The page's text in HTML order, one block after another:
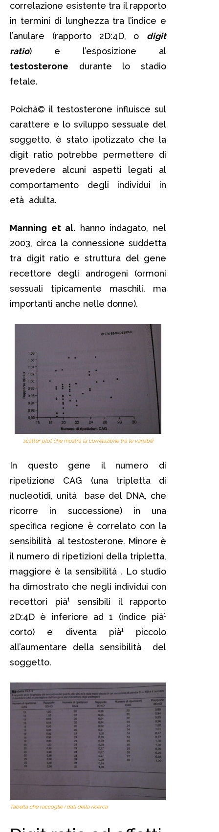
correlazione esistente tra il rapporto
in termini di lunghezza tra l’indice e
l’anulare (rapporto 2D:4D, o digit
ratio) e l’esposizione al
testosterone durante lo stadio
fetale.
Poichà© il testosterone influisce sul
carattere e lo sviluppo sessuale del
soggetto, è stato ipotizzato che la
digit ratio potrebbe permettere di
prevedere alcuni aspetti legati al
comportamento degli individui in
età adulta.
Manning et al. hanno indagato, nel
2003, circa la connessione suddetta
tra digit ratio e struttura del gene
recettore degli androgeni (ormoni
sessuali tipicamente maschili, ma
importanti anche nelle donne).
scatter plot che mostra la correlazione tra le variabili
In questo gene il numero di
ripetizione CAG (una tripletta di
nucleotidi, unità base del DNA, che
ricorre in successione) in una
specifica regione è correlato con la
sensibilità al testosterone. Minore è
il numero di ripetizioni della tripletta,
maggiore è la sensibilità . Lo studio
ha dimostrato che negli individui con
recettori pià¹ sensibili il rapporto
2D:4D è inferiore ad 1 (indice pià¹
corto) e diventa pià¹ piccolo
all’aumentare della sensibilità del
soggetto.
Tabella che raccoglie i dati della ricerca